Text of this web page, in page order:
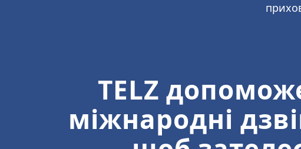
TELZ
міжнародні